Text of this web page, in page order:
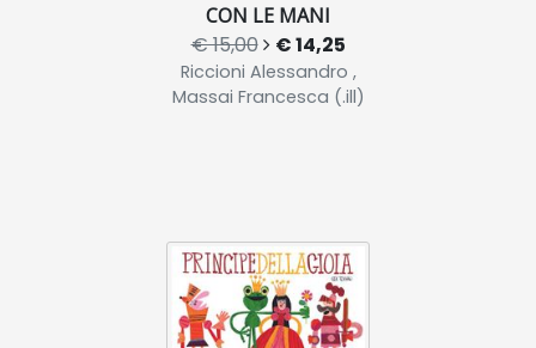
CON LE MANI
€ 15,00 € 14,25
Riccioni Alessandro ,
Massai Francesca (.ill)